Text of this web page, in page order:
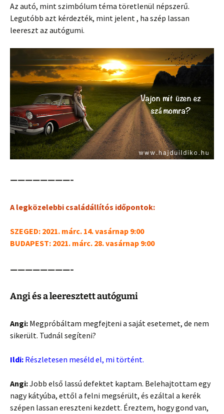
Az autó, mint szimbólum téma töretlenül népszerű.
Legutóbb azt kérdezték, mint jelent , ha szép lassan
leereszt az autógumi.
————————-
A legközelebbi családállítós időpontok:
SZEGED: 2021. márc. 14.vasárnap 9:00
BUDAPEST: 2021. márc. 28. vasárnap 9:00
————————-
Angi és a leeresztett autógumi
Angi: Megpróbáltam megfejteni a saját esetemet, de nem
sikerült. Tudnál segíteni?
Ildi: Részletesen meséld el, mi történt.
Angi:Jobb első lassú defektet kaptam. Belehajtottam egy
nagy kátyúba, ettől a felni megsérült, és ezáltal a kerék
szépen lassan ereszteni kezdett. Éreztem, hogy gond van,